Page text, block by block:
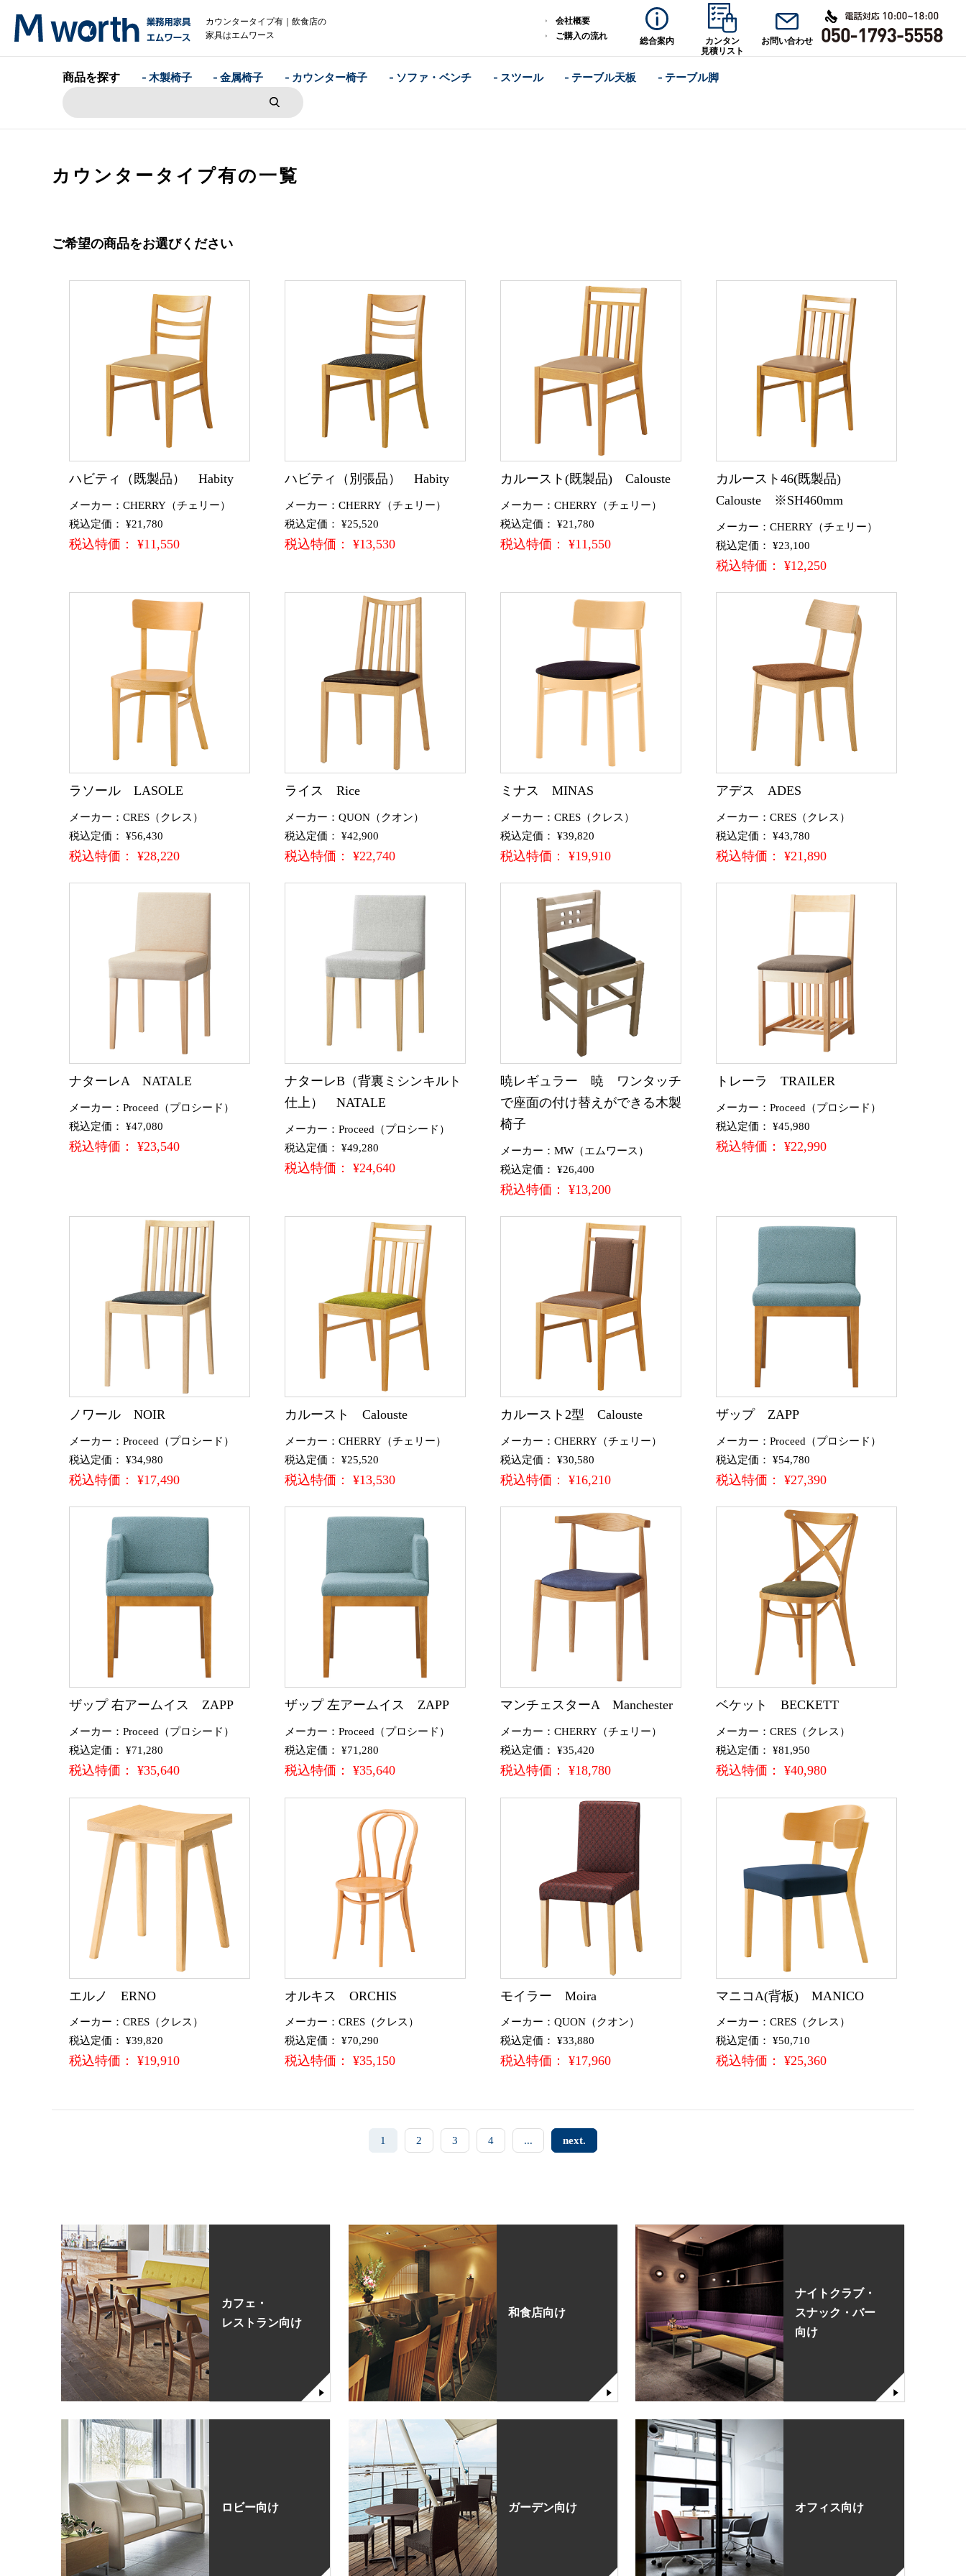
カウンタータイプ有｜飲食店の
家具はエムワース
会社概要
ご購入の流れ
総合案内
カンタン
見積リスト
お問い合わせ
商品を探す - 木製椅子 - 金属椅子 - カウンター椅子 - ソファ・ベンチ - スツール - テーブル天板 - テーブル脚
カウンタータイプ有の一覧
ご希望の商品をお選びください
ハビティ（既製品） Habity
メーカー：CHERRY（チェリー）
税込定価： ¥21,780
税込特価： ¥11,550
ハビティ（別張品） Habity
メーカー：CHERRY（チェリー）
税込定価： ¥25,520
税込特価： ¥13,530
カルースト(既製品) Calouste
メーカー：CHERRY（チェリー）
税込定価： ¥21,780
税込特価： ¥11,550
カルースト46(既製品)
Calouste ※SH460mm
メーカー：CHERRY（チェリー）
税込定価： ¥23,100
税込特価： ¥12,250
ラソール LASOLE
メーカー：CRES（クレス）
税込定価： ¥56,430
税込特価： ¥28,220
ライス Rice
メーカー：QUON（クオン）
税込定価： ¥42,900
税込特価： ¥22,740
ミナス MINAS
メーカー：CRES（クレス）
税込定価： ¥39,820
税込特価： ¥19,910
アデス ADES
メーカー：CRES（クレス）
税込定価： ¥43,780
税込特価： ¥21,890
ナターレA NATALE
メーカー：Proceed（プロシード）
税込定価： ¥47,080
税込特価： ¥23,540
ナターレB（背裏ミシンキルト
仕上） NATALE
メーカー：Proceed（プロシード）
税込定価： ¥49,280
税込特価： ¥24,640
暁レギュラー 暁 ワンタッチ
で座面の付け替えができる木製
椅子
メーカー：MW（エムワース）
税込定価： ¥26,400
税込特価： ¥13,200
トレーラ TRAILER
メーカー：Proceed（プロシード）
税込定価： ¥45,980
税込特価： ¥22,990
ノワール NOIR
メーカー：Proceed（プロシード）
税込定価： ¥34,980
税込特価： ¥17,490
カルースト Calouste
メーカー：CHERRY（チェリー）
税込定価： ¥25,520
税込特価： ¥13,530
カルースト2型 Calouste
メーカー：CHERRY（チェリー）
税込定価： ¥30,580
税込特価： ¥16,210
ザップ ZAPP
メーカー：Proceed（プロシード）
税込定価： ¥54,780
税込特価： ¥27,390
ザップ 右アームイス ZAPP
メーカー：Proceed（プロシード）
税込定価： ¥71,280
税込特価： ¥35,640
ザップ 左アームイス ZAPP
メーカー：Proceed（プロシード）
税込定価： ¥71,280
税込特価： ¥35,640
マンチェスターA Manchester
メーカー：CHERRY（チェリー）
税込定価： ¥35,420
税込特価： ¥18,780
ベケット BECKETT
メーカー：CRES（クレス）
税込定価： ¥81,950
税込特価： ¥40,980
エルノ ERNO
メーカー：CRES（クレス）
税込定価： ¥39,820
税込特価： ¥19,910
オルキス ORCHIS
メーカー：CRES（クレス）
税込定価： ¥70,290
税込特価： ¥35,150
モイラー Moira
メーカー：QUON（クオン）
税込定価： ¥33,880
税込特価： ¥17,960
マニコA(背板) MANICO
メーカー：CRES（クレス）
税込定価： ¥50,710
税込特価： ¥25,360
1 2 3 4 ... next.
カフェ・
レストラン向け
和食店向け
ナイトクラブ・
スナック・バー
向け
ロビー向け ガーデン向け オフィス向け